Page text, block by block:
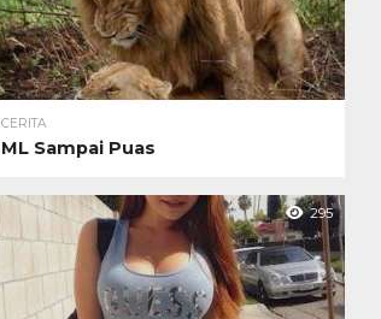
CERITA
ML Sampai Puas
295